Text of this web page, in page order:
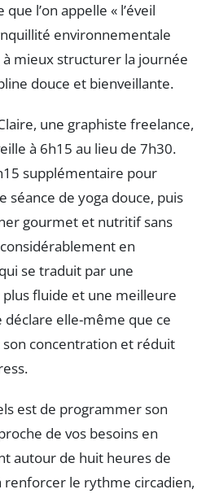
l’on appelle « l’éveil
environnementale
mieux structurer la journée
douce et bienveillante.
une graphiste freelance,
à 6h15 au lieu de 7h30.
supplémentaire pour
séance de yoga douce, puis
gourmet et nutritif sans
en
se traduit par une
fluide et une meilleure
déclare elle-même que ce
concentration et réduit
est de programmer son
de vos besoins en
autour de huit heures de
renforcer le rythme circadien,